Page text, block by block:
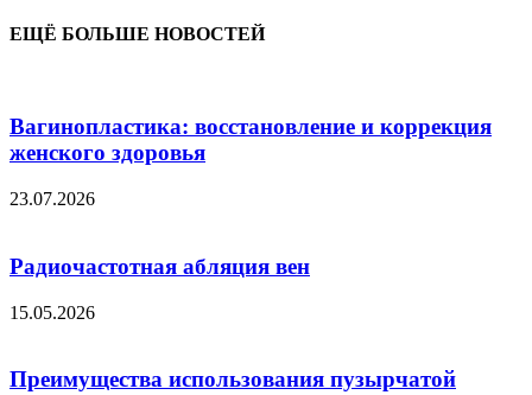
ЕЩЁ БОЛЬШЕ НОВОСТЕЙ
Вагинопластика: восстановление и коррекция
женского здоровья
23.07.2026
Радиочастотная абляция вен
15.05.2026
Преимущества использования пузырчатой